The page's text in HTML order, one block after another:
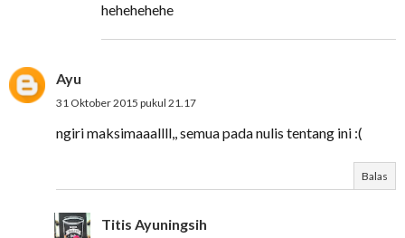
hehehehehe
Ayu
31 Oktober 2015 pukul 21.17
ngiri maksimaaallll,, semua pada nulis tentang ini :(
Balas
Titis Ayuningsih